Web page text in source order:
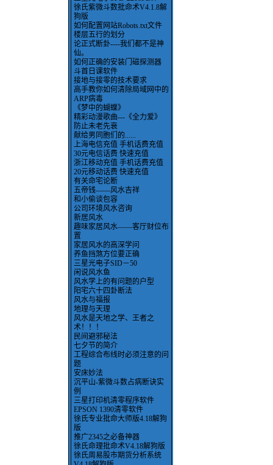
徐氏紫微斗数批命术V4.1.8解
狗版
如何配置网站Robots.txt文件
楼层五行的划分
论正式断卦----我们都不是神
仙。
如何正确的安装门磁探测器
斗首日课软件
接地与接零的技术要求
高手教你如何清除局域网中的
ARP病毒
《梦中的蝴蝶》
精彩动漫歌曲---《全力爱》
防止未老先衰
献给男同胞们的......
上海电信充值 手机话费充值
30元电信话费 快速充值
浙江移动充值 手机话费充值
20元移动话费 快速充值
有关命宅论断
五帝钱——风水吉祥
和小偷谈包容
公司环境风水咨询
新居风水
趣味家居风水——客厅财位布
置
家居风水的高深学问
养鱼挡煞方位要正确
三星光电子SID－50
闲说风水鱼
风水学上的有问题的户型
阳宅六十四卦断法
风水与福报
地理与天理
风水是天地之学、王者之
术！！！
民间避邪秘法
七夕节的简介
工程综合布线时必须注意的问
题
安床妙法
沉平山-紫微斗数占病断诀实
例
三星打印机清零程序软件
EPSON 1390清零软件
徐氏专业批命大师版4.18解狗
版
推广2345之必备神器
徐氏命理批命术V4.18解狗版
徐氏周易股市期货分析系统